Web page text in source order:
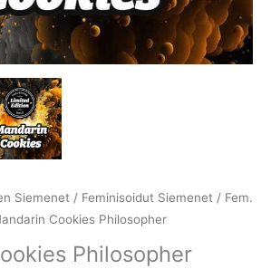
Siemenet / Feminisoidut Siemenet / Fem.
Cookies Philosopher
Philosopher